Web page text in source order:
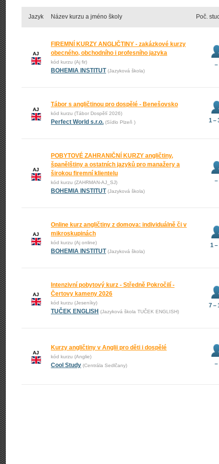
Jazyk Název kurzu a jméno školy Poč.
AJ
FIREMNÍ KURZY ANGLIČTINY - zakázkové kurzy
obecného, obchodního i profesního jazyka
kód kurzu (Aj fir)
BOHEMIA INSTITUT (Jazyková škola)
–
AJ
Tábor s angličtinou pro dospělé - Benešovsko
kód kurzu (Tábor Dospělí 2026)
Perfect World s.r.o. (Sídlo Plzeň ) 1 –
AJ
POBYTOVÉ ZAHRANIČNÍ KURZY angličtiny,
španělštiny a ostatních jazyků pro manažery a
širokou firemní klientelu
kód kurzu (ZAHRMAN-AJ_SJ)
BOHEMIA INSTITUT (Jazyková škola)
–
AJ
Online kurz angličtiny z domova: individuálně či v
mikroskupinách
kód kurzu (Aj online)
BOHEMIA INSTITUT (Jazyková škola)
1
AJ
Intenzivní pobytový kurz - Středně Pokročilí -
Čertovy kameny 2026
kód kurzu (Jeseníky)
TUČEK ENGLISH (Jazyková škola TUČEK ENGLISH)
7 –
AJ
Kurzy angličtiny v Anglii pro děti i dospělé
kód kurzu (Anglie)
Cool Study (Centrála Sedlčany) –